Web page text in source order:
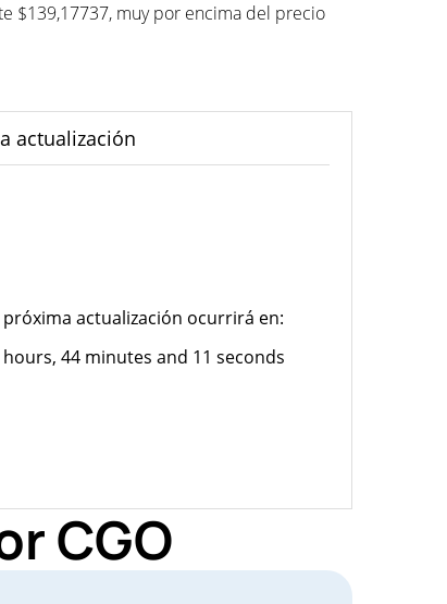
$139,17737, muy por encima del precio
actualización
próxima actualización ocurrirá en:
hours, 44 minutes and 11 seconds
CGO